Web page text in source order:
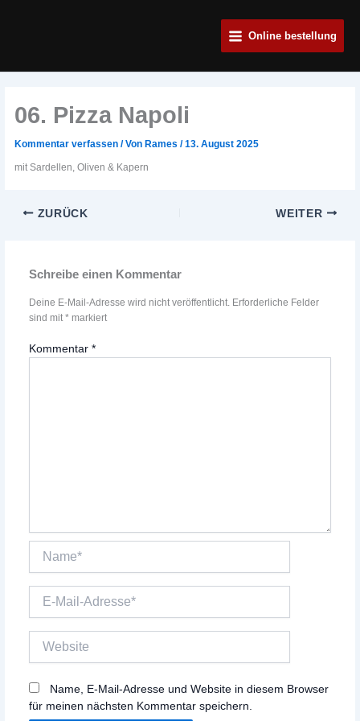
MenuOnline bestellung
06. Pizza Napoli
Kommentar verfassen / VonRames/13. August 2025
mit Sardellen, Oliven & Kapern
ZURÜCK WEITER
Schreibe einen Kommentar
Deine E-Mail-Adresse wird nicht veröffentlicht. Erforderliche Felder
sind mit* markiert
Kommentar*
Name*
Mail-
Name, E-Mail-Adresse und Website in diesem Browser
für meinen nächsten Kommentar speichern.